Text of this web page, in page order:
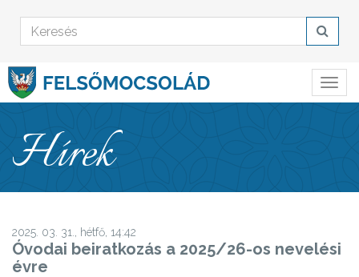
Hírek
2025. 03. 31., hétfő, 14:42
Óvodai beiratkozás a 2025/26-os nevelési
évre